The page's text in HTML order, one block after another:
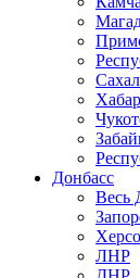
Донбасс
Весь
ЛНР